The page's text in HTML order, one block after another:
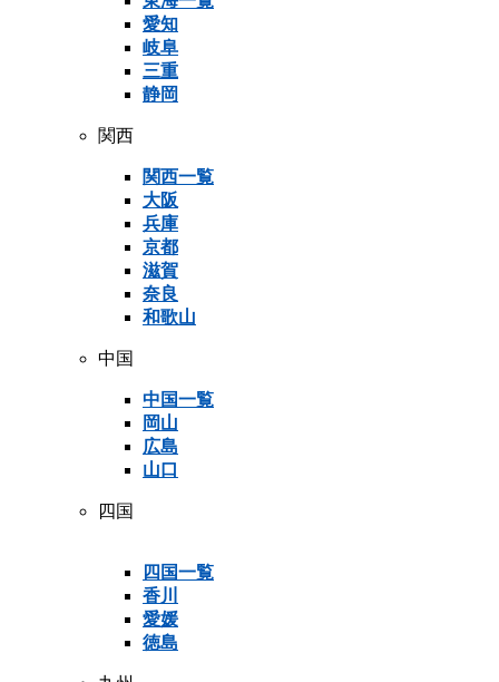
愛知
岐阜
三重
静岡
関西
関西一覧
大阪
兵庫
京都
滋賀
奈良
和歌山
中国
中国一覧
岡山
広島
山口
四国
四国一覧
香川
愛媛
徳島